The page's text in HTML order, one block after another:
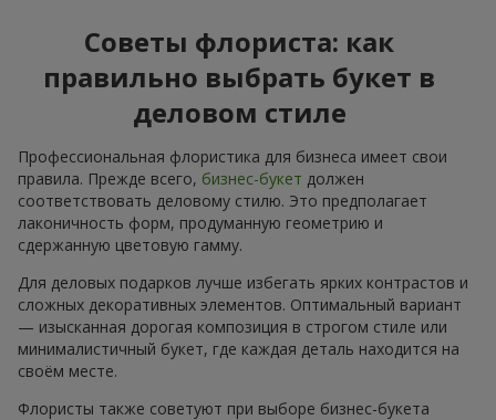
Советы флориста: как
правильно выбрать букет в
деловом стиле
Профессиональная флористика для бизнеса имеет свои
правила. Прежде всего, бизнес-букет должен
соответствовать деловому стилю. Это предполагает
лаконичность форм, продуманную геометрию и
сдержанную цветовую гамму.
Для деловых подарков лучше избегать ярких контрастов и
сложных декоративных элементов. Оптимальный вариант
— изысканная дорогая композиция в строгом стиле или
минималистичный букет, где каждая деталь находится на
своём месте.
Флористы также советуют при выборе бизнес-букета